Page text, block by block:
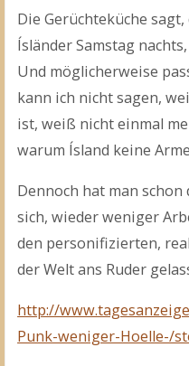
Die Gerüchteküche
Ísländer Samstag
Und möglicherweise
kann ich nicht sagen,
ist, weiß nicht einmal
warum Ísland keine
Dennoch hat man
sich, wieder weniger
den personifizierten,
der Welt ans Ruder
http://
Punk-weniger-Hoelle-/